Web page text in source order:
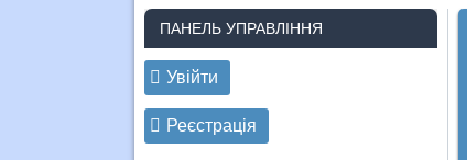
ПАНЕЛЬ УПРАВЛІННЯ
Увійти
Реєстрація